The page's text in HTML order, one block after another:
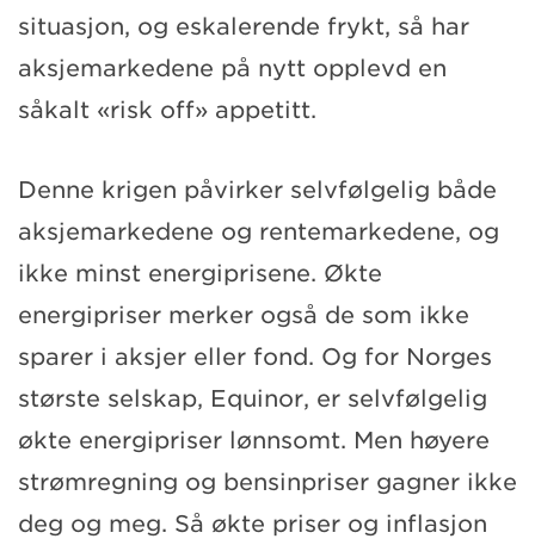
situasjon, og eskalerende frykt, så har
aksjemarkedene på nytt opplevd en
såkalt «risk off» appetitt.
Denne krigen påvirker selvfølgelig både
aksjemarkedene og rentemarkedene, og
ikke minst energiprisene. Økte
energipriser merker også de som ikke
sparer i aksjer eller fond. Og for Norges
største selskap, Equinor, er selvfølgelig
økte energipriser lønnsomt. Men høyere
strømregning og bensinpriser gagner ikke
deg og meg. Så økte priser og inflasjon